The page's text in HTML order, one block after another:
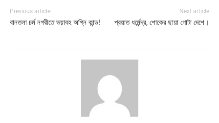
Previous article
বানতলা চর্ম নগরীতে ভয়াবহ অগ্নি কান্ড!
Next article
প্রয়াত ধর্মেন্দ্র, শোকের ছায়া গোটা দেশে।